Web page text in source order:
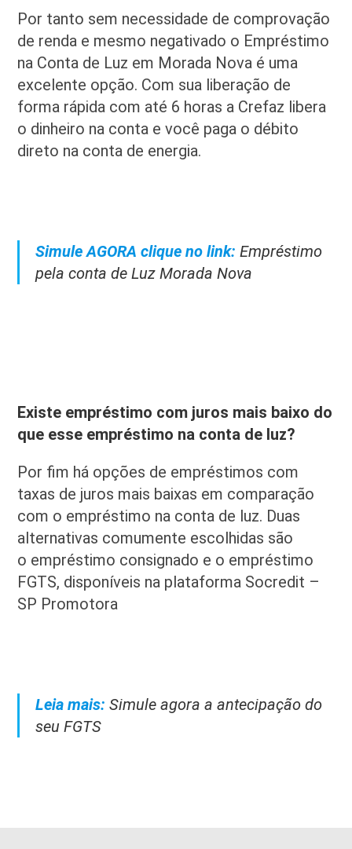
Por tanto sem necessidade de comprovação
de renda e mesmo negativado o Empréstimo
na Conta de Luz em Morada Nova é uma
excelente opção. Com sua liberação de
forma rápida com até 6 horas a Crefaz libera
o dinheiro na conta e você paga o débito
direto na conta de energia.
Simule AGORA clique no link: Empréstimo
pela conta de Luz Morada Nova
Existe empréstimo com juros mais baixo do
que esse empréstimo na conta de luz?
Por fim há opções de empréstimos com
taxas de juros mais baixas em comparação
com o empréstimo na conta de luz. Duas
alternativas comumente escolhidas são
o empréstimo consignado e o empréstimo
FGTS, disponíveis na plataforma Socredit –
SP Promotora
Leia mais: Simule agora a antecipação do
seu FGTS